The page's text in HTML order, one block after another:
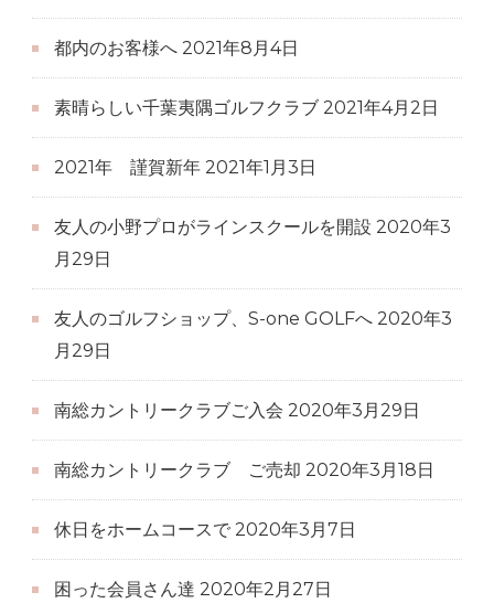
都内のお客様へ 2021年8月4日
素晴らしい千葉夷隅ゴルフクラブ 2021年4月2日
2021年 謹賀新年 2021年1月3日
友人の小野プロがラインスクールを開設 2020年3
月29日
友人のゴルフショップ、S-one GOLFへ 2020年3
月29日
南総カントリークラブご入会 2020年3月29日
南総カントリークラブ ご売却 2020年3月18日
休日をホームコースで 2020年3月7日
困った会員さん達 2020年2月27日